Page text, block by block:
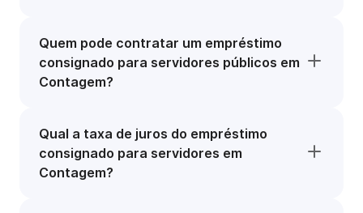
Quem pode contratar um empréstimo
consignado para servidores públicos em
Contagem?
Qual a taxa de juros do empréstimo
consignado para servidores em
Contagem?